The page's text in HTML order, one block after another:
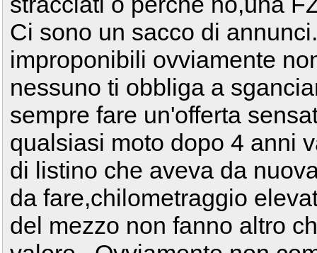
Ci sono un sacco di
improponibili ovviamente
nessuno ti obbliga a
sempre fare un'offerta
qualsiasi moto dopo 4 anni
di listino che aveva da
da fare,chilometraggio
del mezzo non fanno altro